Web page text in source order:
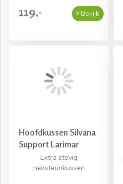
119,- Bekijk
Hoofdkussen Silvana
Support Larimar
Extra stevig
neksteunkussen